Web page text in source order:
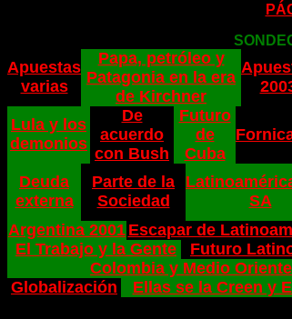
Apuestas
varias
Papa, petróleo y
Patagonia en la era
de Kirchner
Lula y los
demonios
De
acuerdo
con Bush
Futuro
de
Cuba
Deuda
externa
Parte de la
Sociedad
SA
Argentina 2001 Escapar de
El Trabajo y la Gente
Futuro
Colombia y Medio Oriente
Globalización
Ellas se la Creen y